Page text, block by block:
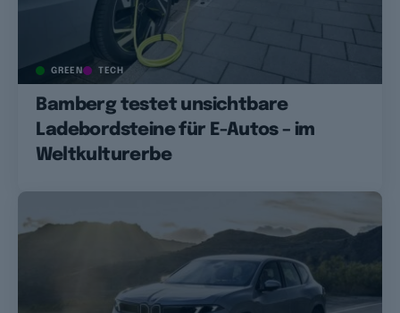
GREEN TECH
Bamberg testet unsichtbare
Ladebordsteine für E-Autos – im
Weltkulturerbe